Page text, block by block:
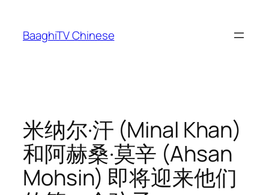
content
BaaghiTV Chinese
米纳尔·汗 (Minal Khan)
和阿赫桑·莫辛 (Ahsan
Mohsin) 即将迎来他们